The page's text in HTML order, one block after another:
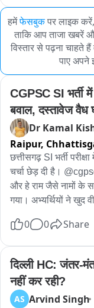
हमेंफेसबुकपर लाइक करें,
ताकि आप ताजा खबरें
विस्तार से पढ़ना चाहते हैं
पाए अपने
CGPSC SI भर्ती
बवाल, दस्तावेज वैध
Dr Kamal
Raipur,
छत्तीसगढ़ SI भर्ती
चर्चा छेड़ दी है।
और हे राम जैसे नामों के
गया। अभ्यर्थियों ने खुद
HeyRam,
0 0 Share
दिल्ली HC: जंतर-
नहीं कर रही?
AS Arvind Singh